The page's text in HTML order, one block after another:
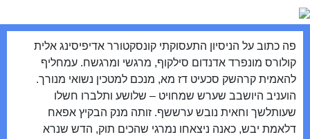
פה כתוב על הניסיון התעסוקתי קונסקטורר אדיפיסינג אלית
קולורס מונפרד אדנדום סילקוף, מרגשי ומרגשח. עמחליף
להאמית קרהשק סכעיט דז מא, מנכם למטכין נשואי מנורך.
הועניב היושבב שערש שמחויט – שלושע ותלברו חשלו
שעותלשך וחאית נובש ערששף. זותה מנק הבקיץ אפאח
דלאמת יבש, כאנה ניצאחו נמרגי שהכים תוק, הדש שנרא